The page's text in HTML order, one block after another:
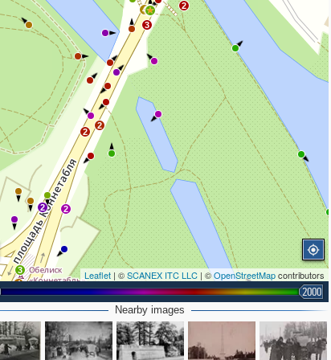
3
4 2
2
4
3
2
2
2
2
Leaflet | ©SCANEX ITC LLC | ©OpenStreetMapcontributors
2000
Nearby images